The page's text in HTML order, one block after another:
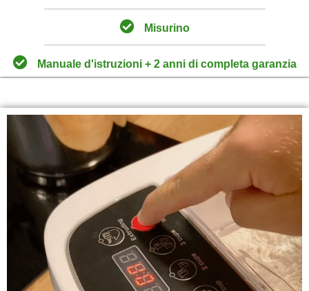
Misurino
Manuale d'istruzioni + 2 anni di completa garanzia